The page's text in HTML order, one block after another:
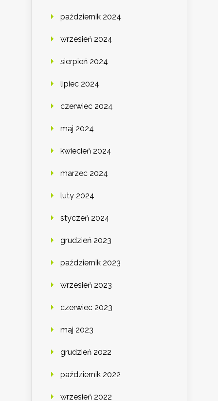
październik 2024
wrzesień 2024
sierpień 2024
lipiec 2024
czerwiec 2024
maj 2024
kwiecień 2024
marzec 2024
luty 2024
styczeń 2024
grudzień 2023
październik 2023
wrzesień 2023
czerwiec 2023
maj 2023
grudzień 2022
październik 2022
wrzesień 2022